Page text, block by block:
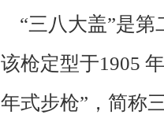
“三八大盖”是第
该枪定型于1905
年式步枪”，简称